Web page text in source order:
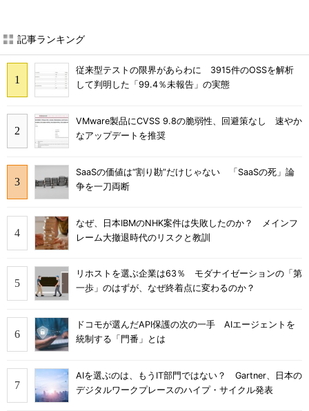
記事ランキング
従来型テストの限界があらわに 3915件のOSSを解析
して判明した「99.4％未報告」の実態
VMware製品にCVSS 9.8の脆弱性、回避策なし 速やか
なアップデートを推奨
SaaSの価値は“割り勘”だけじゃない 「SaaSの死」論
争を一刀両断
なぜ、日本IBMのNHK案件は失敗したのか？ メインフ
レーム大撤退時代のリスクと教訓
リホストを選ぶ企業は63％ モダナイゼーションの「第
一歩」のはずが、なぜ終着点に変わるのか？
ドコモが選んだAPI保護の次の一手 AIエージェントを
統制する「門番」とは
AIを選ぶのは、もうIT部門ではない？ Gartner、日本の
デジタルワークプレースのハイプ・サイクル発表